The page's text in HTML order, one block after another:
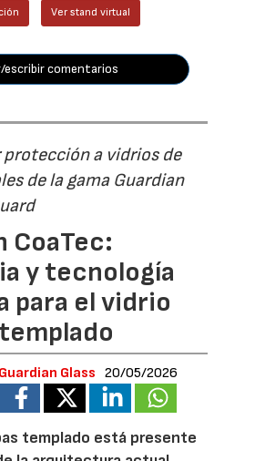
Ver stand virtual
escribir comentarios
protección a vidrios de
de la gama Guardian
CoaTec:
y tecnología
para el vidrio
Glass 20/05/2026
templado está presente